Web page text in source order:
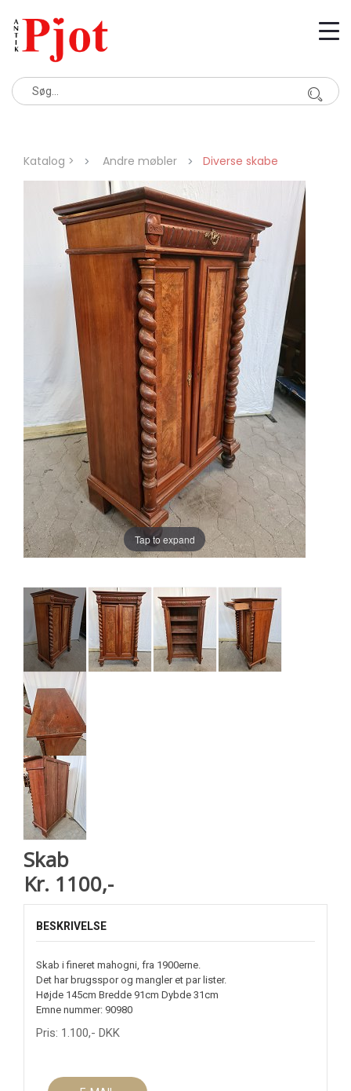
Katalog > Andre møbler Diverse skabe
Tap to expand
Skab
Kr. 1100,-
BESKRIVELSE
Skab i fineret mahogni, fra 1900erne.
Det har brugsspor og mangler et par lister.
Højde 145cm Bredde 91cm Dybde 31cm
Emne nummer: 90980
Pris: 1.100,- DKK